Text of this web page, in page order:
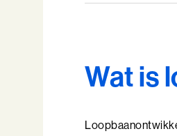
Wat is